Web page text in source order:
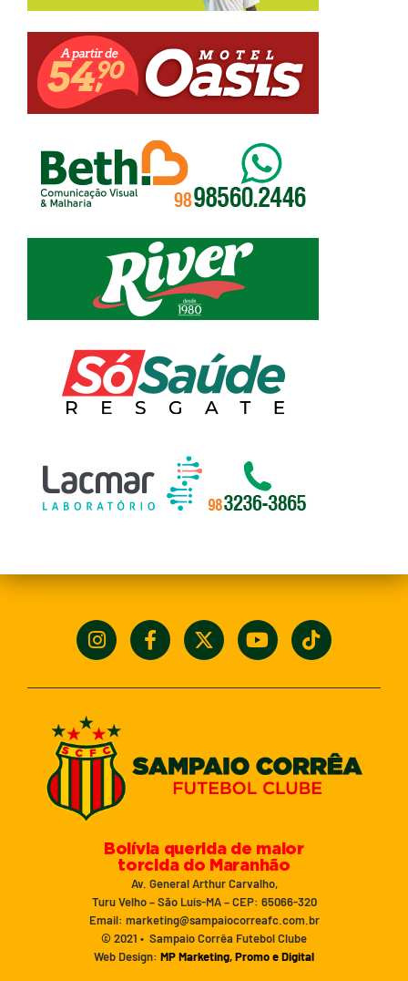
Bolívia querida de maior
torcida do Maranhão
Av. General Arthur Carvalho,
Turu Velho – São Luís-MA – CEP: 65066-320
Email: marketing@sampaiocorreafc.com.br
© 2021 • Sampaio Corrêa Futebol Clube
Web Design: MP Marketing, Promo e Digital